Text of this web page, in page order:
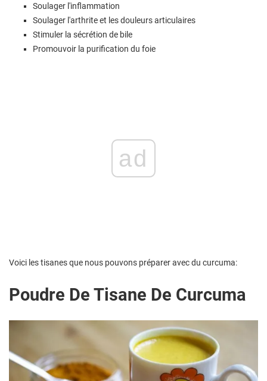
Soulager l'inflammation
Soulager l'arthrite et les douleurs articulaires
Stimuler la sécrétion de bile
Promouvoir la purification du foie
ad
Voici les tisanes que nous pouvons préparer avec du curcuma:
Poudre De Tisane De Curcuma